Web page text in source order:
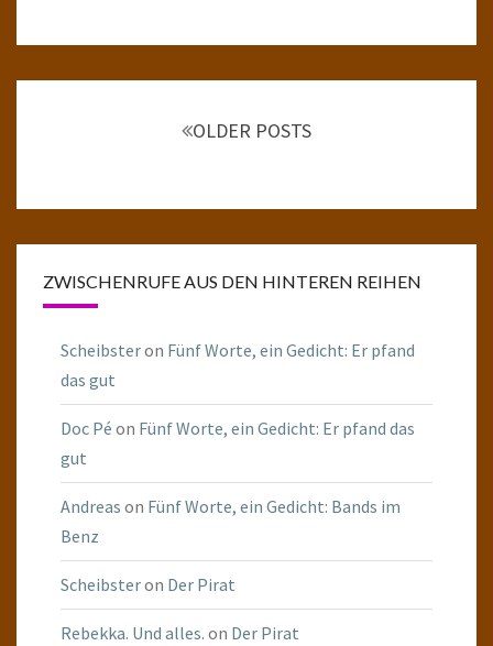
OLDER POSTS
ZWISCHENRUFE AUS DEN HINTEREN REIHEN
Scheibsteron Fünf Worte, ein Gedicht: Er pfand
das gut
Doc Pé on Fünf Worte, ein Gedicht: Er pfand das
gut
Andreas on Fünf Worte, ein Gedicht: Bands im
Benz
Scheibsteron Der Pirat
Rebekka. Und alles. on Der Pirat